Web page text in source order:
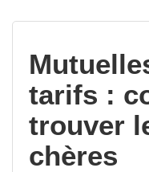
tarifs :
trouver
chères